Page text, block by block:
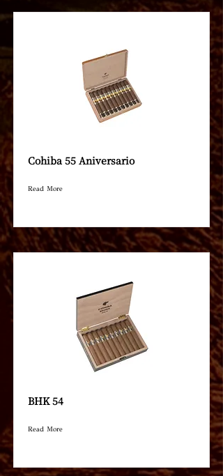
Cohiba 55 Aniversario
Read More
BHK 54
Read More